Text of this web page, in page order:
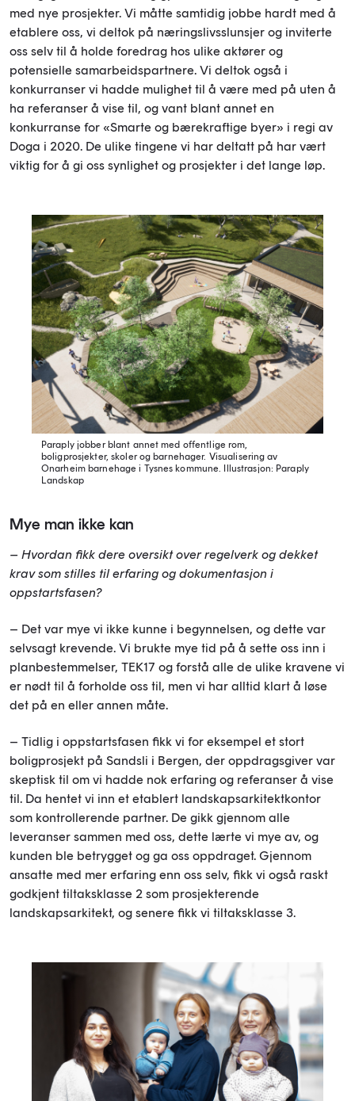
med nye prosjekter. Vi måtte samtidig jobbe hardt med å
etablere oss, vi deltok på næringslivsslunsjer og inviterte
oss selv til å holde foredrag hos ulike aktører og
potensielle samarbeidspartnere. Vi deltok også i
konkurranser vi hadde mulighet til å være med på uten å
ha referanser å vise til, og vant blant annet en
konkurranse for «Smarte og bærekraftige byer» i regi av
Doga i 2020. De ulike tingene vi har deltatt på har vært
viktig for å gi oss synlighet og prosjekter i det lange løp.
Paraply jobber blant annet med offentlige rom,
boligprosjekter, skoler og barnehager. Visualisering av
Onarheim barnehage i Tysnes kommune. Illustrasjon: Paraply
Landskap
Mye man ikke kan
– Hvordan fikk dere oversikt over regelverk og dekket
krav som stilles til erfaring og dokumentasjon i
oppstartsfasen?
– Det var mye vi ikke kunne i begynnelsen, og dette var
selvsagt krevende. Vi brukte mye tid på å sette oss inn i
planbestemmelser, TEK17 og forstå alle de ulike kravene vi
er nødt til å forholde oss til, men vi har alltid klart å løse
det på en eller annen måte.
– Tidlig i oppstartsfasen fikk vi for eksempel et stort
boligprosjekt på Sandsli i Bergen, der oppdragsgiver var
skeptisk til om vi hadde nok erfaring og referanser å vise
til. Da hentet vi inn et etablert landskapsarkitektkontor
som kontrollerende partner. De gikk gjennom alle
leveranser sammen med oss, dette lærte vi mye av, og
kunden ble betrygget og ga oss oppdraget. Gjennom
ansatte med mer erfaring enn oss selv, fikk vi også raskt
godkjent tiltaksklasse 2 som prosjekterende
landskapsarkitekt, og senere fikk vi tiltaksklasse 3.